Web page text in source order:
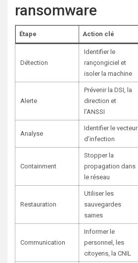
ransomware
Étape Action clé
Détection
Identifier le
rançongiciel et
isoler la machine
Alerte
Prévenir la DSI, la
direction et
l’ANSSI
Analyse
Identifier le vecteur
d’infection
Containment
Stopper la
propagation dans
le réseau
Restauration
Utiliser les
sauvegardes
saines
Communication
Informer le
personnel, les
citoyens, la CNIL